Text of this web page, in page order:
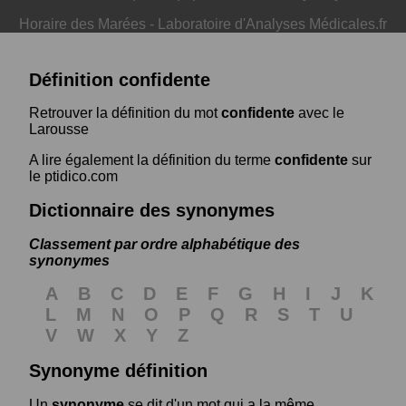
Horaire des Marées - Laboratoire d'Analyses Médicales.fr
Définition confidente
Retrouver la définition du motconfidente avec le
Larousse
A lire également la définition du terme confidente sur
le ptidico.com
Dictionnaire des synonymes
Classement par ordre alphabétique des
synonymes
A B C D E F G H I J
K
L
M N O P Q R S T
U
V
W X Y
Z
Synonyme définition